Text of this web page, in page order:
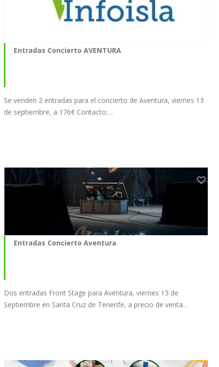
Entradas Concierto AVENTURA
Se venden 2 entradas para el concierto de Aventura, viernes 13
de septiembre, a 176€ Contacto:…
Entradas Concierto Aventura
Dos entradas Front Stage para Aventura, viernes 13 de
Septiembre en Santa Cruz de Tenerife, a precio de venta…